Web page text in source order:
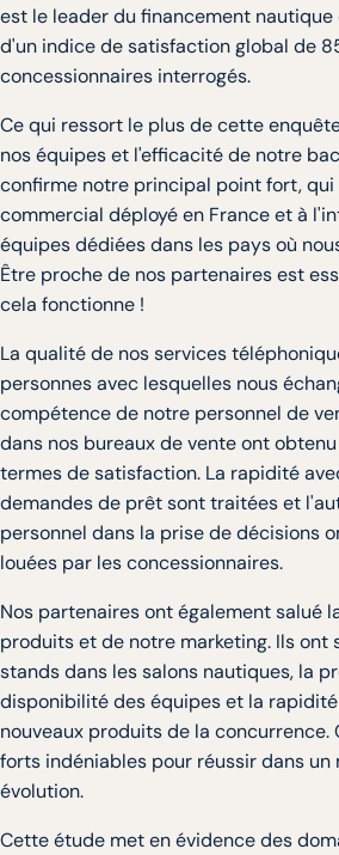
est le leader du financement
d'un indice de satisfaction global de
concessionnaires interrogés.
Ce qui ressort le plus de cette
nos équipes et l'efficacité de notre
confirme notre principal point fort, qui
commercial déployé en France et à
équipes dédiées dans les pays où
Être proche de nos partenaires est
cela fonctionne !
La qualité de nos services
personnes avec lesquelles nous
compétence de notre personnel de
dans nos bureaux de vente ont
termes de satisfaction. La rapidité
demandes de prêt sont traitées et
personnel dans la prise de décisions
louées par les concessionnaires.
Nos partenaires ont également salué
produits et de notre marketing. Ils ont
stands dans les salons nautiques, la
disponibilité des équipes et la
nouveaux produits de la concurrence.
forts indéniables pour réussir dans
évolution.
Cette étude met en évidence des